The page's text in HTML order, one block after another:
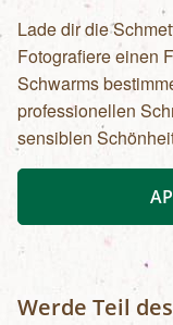
Lade dir die
Fotografiere einen
Schwarms
professionellen
sensiblen
Werde Teil